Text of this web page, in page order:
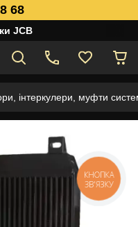
68
JCB
інтеркулери, муфти
КНОПКА
ЗВ'ЯЗКУ